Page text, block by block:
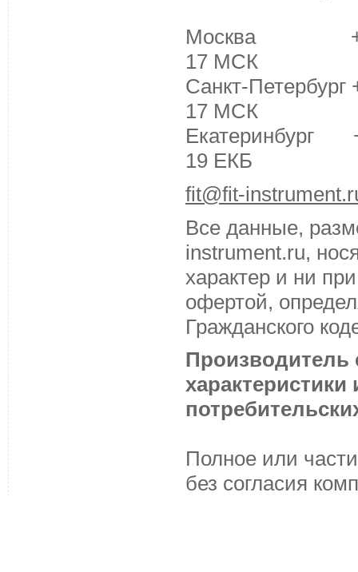
Москва +7
17 МСК
Санкт-
17 МСК
Екатеринбург
19 ЕКБ
fit@fit-
Все данные,
instrument.ru,
характер и ни
офертой,
Гражданского
Производитель
Полное или
без согласия